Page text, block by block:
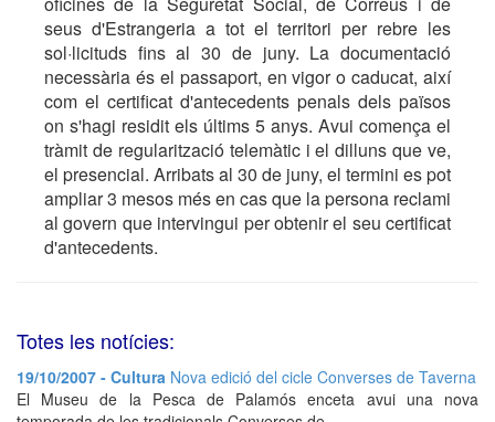
seus d'Estrangeria a tot el territori per rebre les
sol·licituds fins al 30 de juny. La documentació
necessària és el passaport, en vigor o caducat, així
com el certificat d'antecedents penals dels països
on s'hagi residit els últims 5 anys. Avui comença el
tràmit de regularització telemàtic i el dilluns que ve,
el presencial. Arribats al 30 de juny, el termini es pot
ampliar 3 mesos més en cas que la persona reclami
al govern que intervingui per obtenir el seu certificat
d'antecedents.
Totes les notícies:
19/10/2007 - Cultura Nova edició del cicle Converses de Taverna
El Museu de la Pesca de Palamós enceta avui una nova